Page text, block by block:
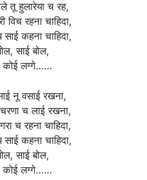
तू हुलारेया च रह,
विच रहना चाहिदा,
कहना चाहिदा,
साई बोल,
कोई लग्गे……
नू वसाई रखना,
च लाई रखना,
च रहना चाहिदा,
कहना चाहिदा,
साई बोल,
कोई लग्गे……